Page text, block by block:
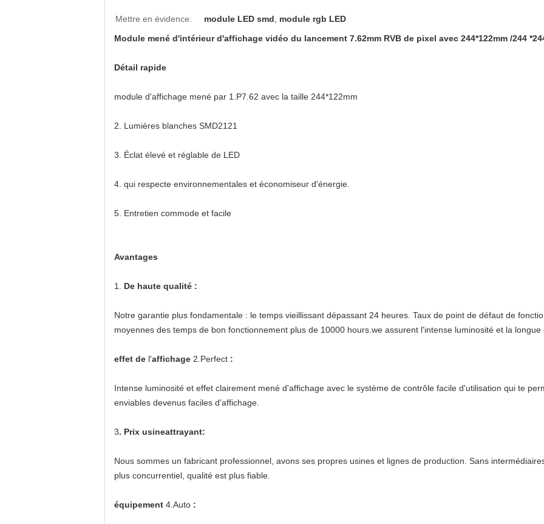
Mettre en évidence: module LED smd
module rgb LED
Module mené d'intérieur d'affichage vidéo du lancement 7.62mm RVB de pixel avec 244*122mm /244
Détail rapide
module d'affichage mené par 1.P7.62 avec la taille 244*122mm
2. Lumières blanches SMD2121
3. Éclat élevé et réglable de LED
4. qui respecte environnementales et économiseur d'énergie.
5. Entretien commode et facile
Avantages
1. De haute qualité :
Notre garantie plus fondamentale : le temps vieillissant dépassant 24 heures. Taux de point de défaut de
moyennes des temps de bon fonctionnement plus de 10000 hours.we assurent l'intense luminosité et la longue
effet de l'affichage 2.Perfect :
Intense luminosité et effet clairement mené d'affichage avec le système de contrôle facile d'utilisation qui te
enviables devenus faciles d'affichage.
3. Prix usineattrayant:
Nous sommes un fabricant professionnel, avons ses propres usines et lignes de production. Sans
plus concurrentiel, qualité est plus fiable.
équipement 4.Auto :